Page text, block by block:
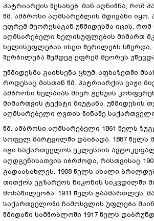
პატრიარქის შესახებ. მან აღნიშნა, რომ
წმ. ამბროსი აღმსარებლის მდივანი იყო.
ეფრემ მეორესაგან უწმიდესმა იცის, რომ
აღმსარებელი ხელისუფლების მიმართ
ხელისუფლებას ისეთ წერილებს
შერბილება შემდეგ ეფრემ მეორეს
უწმიდესმა გაიხსენა ცხუმ-აფხაზეთში
როდესაც მასთან წმ. პატრიარქის ვაჟი
ამბროსი ხელაიას მიერ გენუის
მიმართვის ტექსტი მიუტანა. უწმიდესის
აღმსარებელი ღვთის წინაშე
წმ. ამბროსი აღმსარებელი 1861 წელს
სოფელ მარტვილში დაიბადა. 1887 წელს
იგი საქართველოს ეკლესიის
აღდგენისათვის იბრძოდა, რისთვისაც
გადაასახლეს. 1908 წელს ახალი
თითქოს ეგზარქოს ნიკონის სიკვდილში
მონაწილეობა. 1911 წელს გაამართლეს,
საქართველოში ჩამოსვლის უფლება
წმიდანი სამშობლოში 1917 წელს